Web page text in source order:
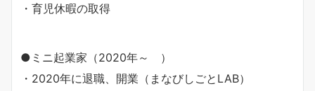
・育児休暇の取得
●ミニ起業家（2020年～ ）
・2020年に退職、開業（まなびしごとLAB）